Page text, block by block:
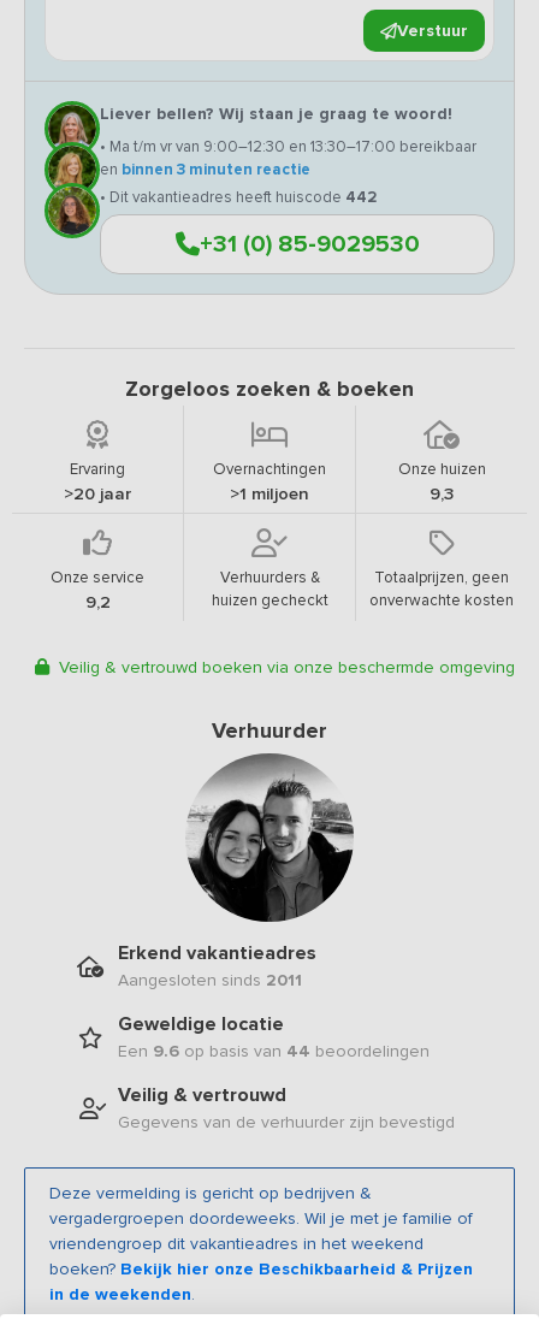
Verstuur
Liever bellen? Wij staan je graag te woord!
• Ma t/m vr van 9:00–12:30 en 13:30–17:00 bereikbaar
en binnen 3 minuten reactie
• Dit vakantieadres heeft huiscode 442
+31 (0) 85-9029530
Zorgeloos zoeken & boeken
Ervaring
>20 jaar
Overnachtingen
>1 miljoen
Onze huizen
9,3
Onze service
9,2
Verhuurders &
huizen gecheckt
Totaalprijzen, geen
onverwachte kosten
Veilig & vertrouwd boeken via onze beschermde omgeving
Verhuurder
Erkend vakantieadres
Aangesloten sinds 2011
Geweldige locatie
Een 9.6 op basis van 44 beoordelingen
Veilig & vertrouwd
Gegevens van de verhuurder zijn bevestigd
Deze vermelding is gericht op bedrijven &
vergadergroepen doordeweeks. Wil je met je familie of
vriendengroep dit vakantieadres in het weekend
boeken? Bekijk hier onze Beschikbaarheid & Prijzen
in de weekenden.